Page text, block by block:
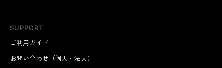
SUPPORT
ご利用ガイド
お問い合わせ（個人・法人）